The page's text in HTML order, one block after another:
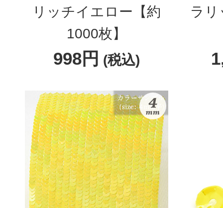
リッチイエロー【約
1000枚】
998円 (税込)
ラ